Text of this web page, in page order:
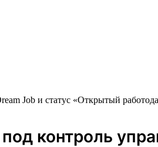
Job и статус «Открытый
контроль